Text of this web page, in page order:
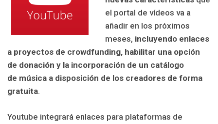
el portal de vídeos va a
añadir en los próximos
meses, incluyendo enlaces
a proyectos de crowdfunding, habilitar una opción
de donación y la incorporación de un catálogo
de música a disposición de los creadores de forma
gratuita.
Youtube integrará enlaces para plataformas de